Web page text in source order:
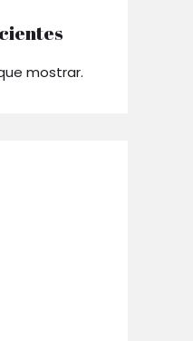
mostrar.